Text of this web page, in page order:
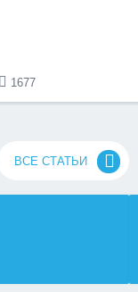
1677
ВСЕ СТАТЬИ